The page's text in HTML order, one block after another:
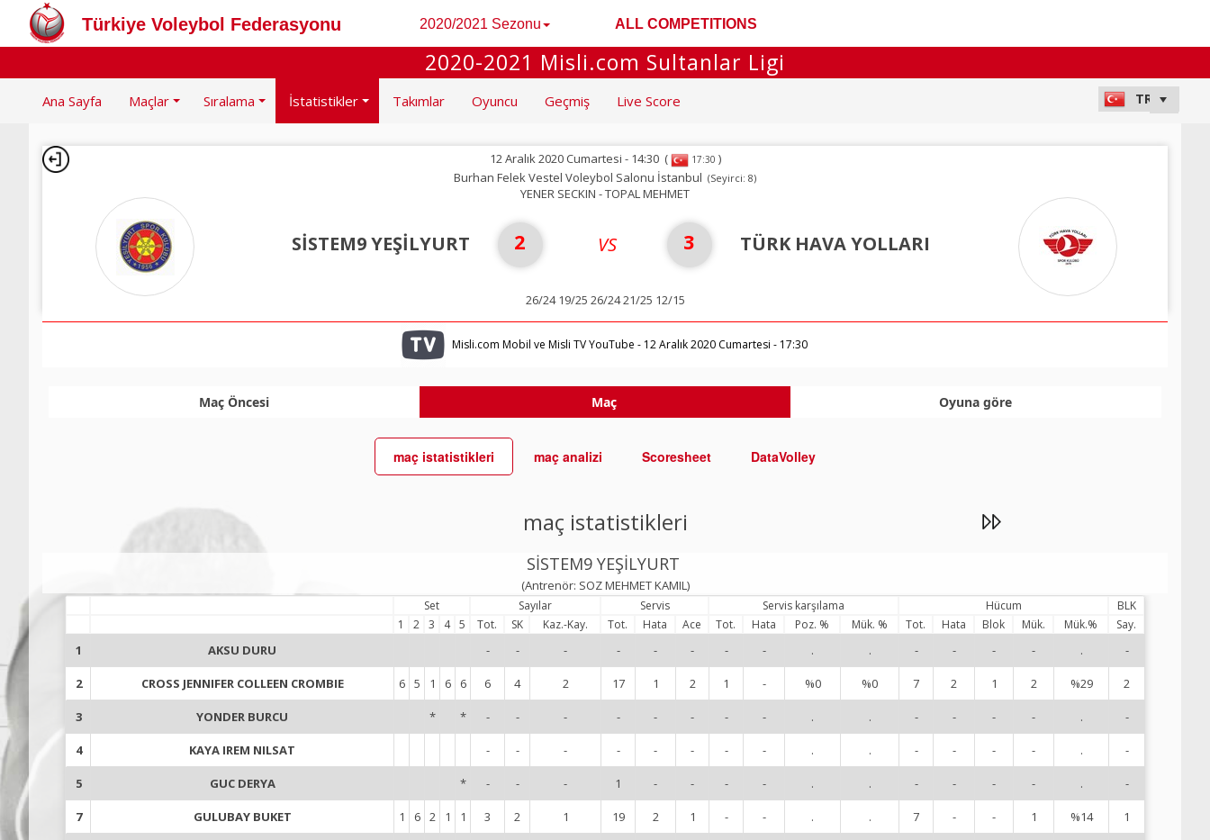
Türkiye Voleybol Federasyonu 2020/2021 Sezonu ALL COMPETITIONS
2020-2021 Misli.com Sultanlar Ligi
Ana Sayfa Maçlar Sıralama İstatistikler Takımlar Oyuncu Geçmiş Live Score
12 Aralık 2020 Cumartesi - 14:30( 17:30 )
Burhan Felek Vestel Voleybol Salonu İstanbul (Seyirci: 8)
YENER SECKIN - TOPAL MEHMET
SİSTEM9 YEŞİLYURT 2 VS 3 TÜRK HAVA YOLLARI
26/24 19/25 26/24 21/25 12/15
Misli.com Mobil ve Misli TV YouTube - 12 Aralık 2020 Cumartesi - 17:30
Maç Öncesi Maç Oyuna göre
maç istatistikleri maç analizi Scoresheet DataVolley
maç istatistikleri
SİSTEM9 YEŞİLYURT
(Antrenör: SOZ MEHMET KAMIL)
Set Sayılar Servis Servis karşılama Hücum
BLK
1
2 3 4 5 Tot. SK Kaz.-Kay. Tot. Hata Ace Tot. Hata Poz. % Mük. % Tot. Hata Blok Mük. Mük.% Say.
1 AKSU DURU - - - - - - - - . . - - - - . -
2 CROSS JENNIFER COLLEEN CROMBIE 6 5 1 6 6 6 4 2 17 1 2 1 - %0 %0 7 2 1 2 %29 2
3 YONDER BURCU * * - - - - - - - - . . - - - - . -
4 KAYA IREM NILSAT - - - - - - - - . . - - - - . -
5 GUC DERYA * - - - 1 - - - - . . - - - - . -
7 GULUBAY BUKET 1 6 2 1 1 3 2 1 19 2 1 - - . . 7 - - 1 %14 1